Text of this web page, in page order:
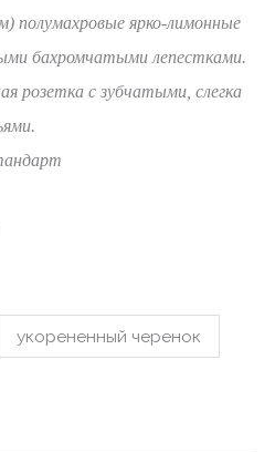
полумахровые ярко-лимонные
бахромчатыми лепестками.
розетка с зубчатыми, слегка
₽
укорененный черенок